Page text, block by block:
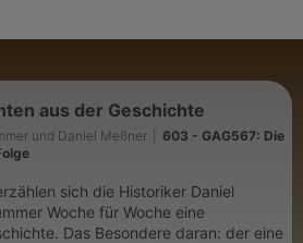
aus der Geschichte
und Daniel Meßner
603 - GAG567: Die
sich die Historiker Daniel
Woche für Woche eine
Das Besondere daran: der eine